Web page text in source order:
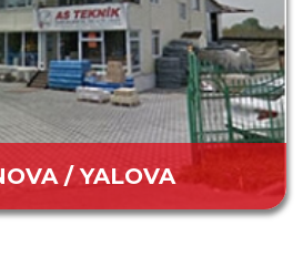
/ YALOVA